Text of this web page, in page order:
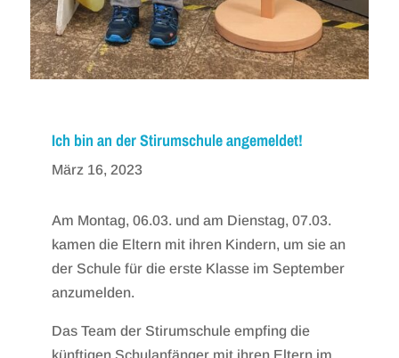
Ich bin an der Stirumschule angemeldet!
März 16, 2023
Am Montag, 06.03. und am Dienstag, 07.03.
kamen die Eltern mit ihren Kindern, um sie an
der Schule für die erste Klasse im September
anzumelden.
Das Team der Stirumschule empfing die
künftigen Schulanfänger mit ihren Eltern im